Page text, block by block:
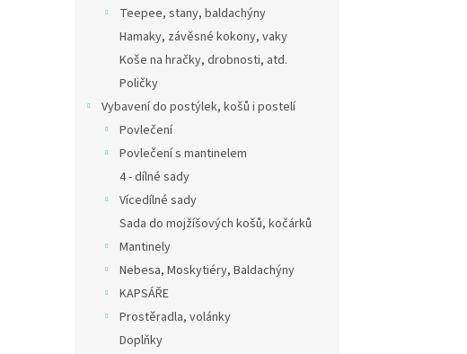
Teepee, stany, baldachýny
Hamaky, závěsné kokony, vaky
Koše na hračky, drobnosti, atd.
Poličky
Vybavení do postýlek, košů i postelí
Povlečení
Povlečení s mantinelem
4 - dílné sady
Vícedílné sady
Sada do mojžíšových košů, kočárků
Mantinely
Nebesa, Moskytiéry, Baldachýny
KAPSÁŘE
Prostěradla, volánky
Doplňky